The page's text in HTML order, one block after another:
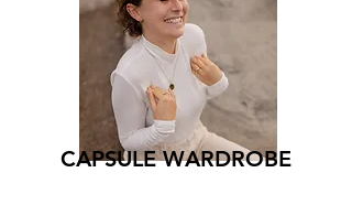
CAPSULE WARDROBE